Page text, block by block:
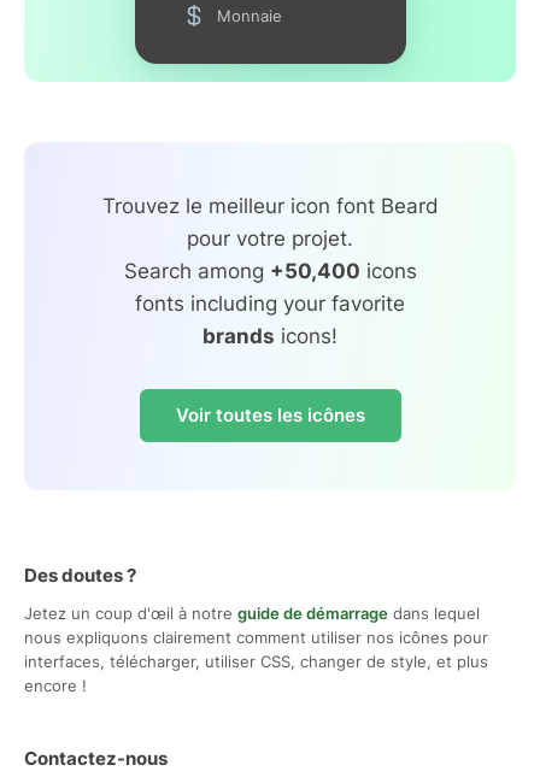
Monnaie
Trouvez le meilleur icon font Beard
pour votre projet.
Search among +50,400 icons
fonts including your favorite
brands icons!
Voir toutes les icônes
Des doutes ?
Jetez un coup d'œil à notre guide de démarrage dans lequel
nous expliquons clairement comment utiliser nos icônes pour
interfaces, télécharger, utiliser CSS, changer de style, et plus
encore !
Contactez-nous